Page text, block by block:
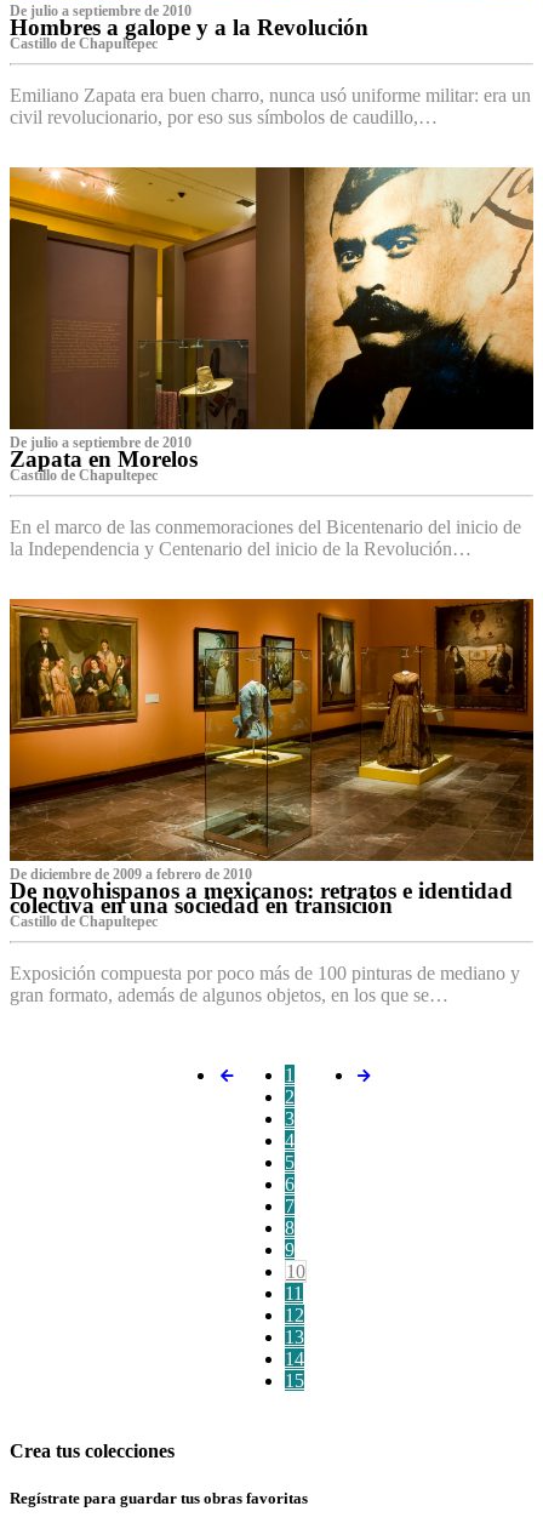
De julio a septiembre de 2010
Hombres a galope y a la Revolución
Castillo de Chapultepec
Emiliano Zapata era buen charro, nunca usó uniforme militar: era un
civil revolucionario, por eso sus símbolos de caudillo,…
De julio a septiembre de 2010
Zapata en Morelos
Castillo de Chapultepec
En el marco de las conmemoraciones del Bicentenario del inicio de
la Independencia y Centenario del inicio de la Revolución…
De diciembre de 2009 a febrero de 2010
De novohispanos a mexicanos: retratos e identidad
colectiva en una sociedad en transición
Castillo de Chapultepec
Exposición compuesta por poco más de 100 pinturas de mediano y
gran formato, además de algunos objetos, en los que se…
1
2
3
4
5
6
7
8
9
10
11
12
13
14
15
Crea tus colecciones
Regístrate para guardar tus obras favoritas